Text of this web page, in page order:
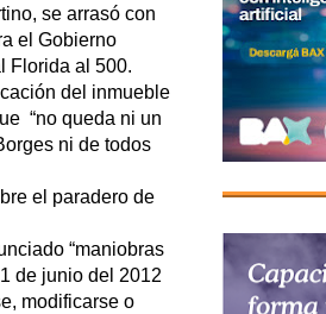
se arrasó con
el Gobierno
Florida al 500.
del inmueble
“no queda ni un
ni de todos
el paradero de
“maniobras
de junio del 2012
modificarse o